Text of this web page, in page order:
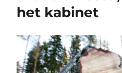
het kabinet